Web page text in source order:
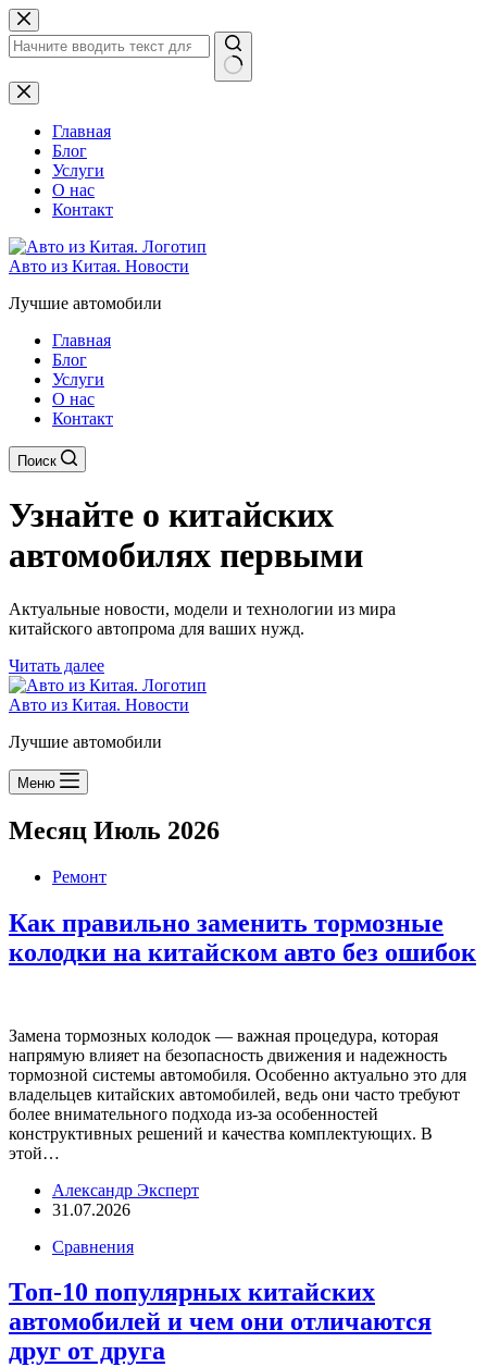
Перейти
к
сути
Ничего
не
найденоГлавная
Блог
Услуги
О нас
Контакт
Авто из Китая. Новости
Лучшие автомобили
Главная
Блог
Услуги
О нас
Контакт
Поиск
Узнайте о китайских
автомобилях первыми
Актуальные новости, модели и технологии из мира
китайского автопрома для ваших нужд.
Читать далее
Авто из Китая. Новости
Лучшие автомобили
Меню
Месяц Июль 2026
Ремонт
Как правильно заменить тормозные
колодки на китайском авто без ошибок
Замена тормозных колодок — важная процедура, которая
напрямую влияет на безопасность движения и надежность
тормозной системы автомобиля. Особенно актуально это для
владельцев китайских автомобилей, ведь они часто требуют
более внимательного подхода из-за особенностей
конструктивных решений и качества комплектующих. В
этой…
Александр Эксперт
31.07.2026
Сравнения
Топ-10 популярных китайских
автомобилей и чем они отличаются
друг от друга